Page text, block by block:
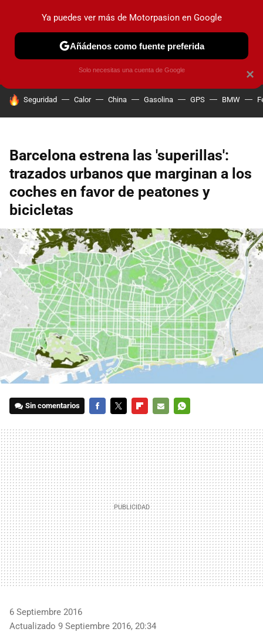
PRUEBAS COCHES ELÉCTRICOS OBSERVATORIO
HOY SE HABLA DE
Seguridad Calor China Gasolina GPS BMW
Barcelona estrena las 'superillas':
trazados urbanos que marginan a los
coches en favor de peatones y
bicicletas
Sin comentarios
MAIL
6 Septiembre 2016
Actualizado 9 Septiembre 2016, 20:34
×
Ya puedes ver más de Motorpasion en Google
Añádenos como fuente preferida
Solo necesitas una cuenta de Google